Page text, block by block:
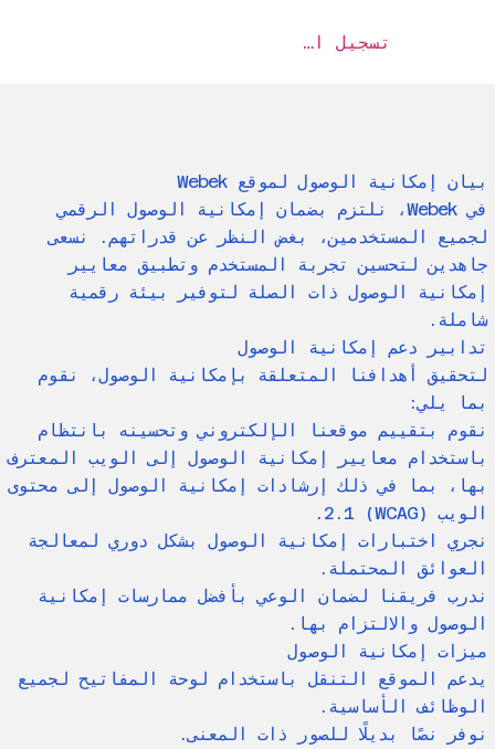
تسجيل الدخول
بيان إمكانية الوصول لموقع Webek
في Webek، نلتزم بضمان إمكانية الوصول الرقمي
لجميع المستخدمين، بغض النظر عن قدراتهم. نسعى
جاهدين لتحسين تجربة المستخدم وتطبيق معايير
إمكانية الوصول ذات الصلة لتوفير بيئة رقمية
شاملة.
تدابير دعم إمكانية الوصول
لتحقيق أهدافنا المتعلقة بإمكانية الوصول، نقوم
بما يلي:
نقوم بتقييم موقعنا الإلكتروني وتحسينه بانتظام
باستخدام معايير إمكانية الوصول إلى الويب المعترف
بها، بما في ذلك إرشادات إمكانية الوصول إلى محتوى
الويب (WCAG) 2.1.
نجري اختبارات إمكانية الوصول بشكل دوري لمعالجة
العوائق المحتملة.
ندرب فريقنا لضمان الوعي بأفضل ممارسات إمكانية
الوصول والالتزام بها.
ميزات إمكانية الوصول
يدعم الموقع التنقل باستخدام لوحة المفاتيح لجميع
الوظائف الأساسية.
نوفر نصًا بديلًا للصور ذات المعنى.